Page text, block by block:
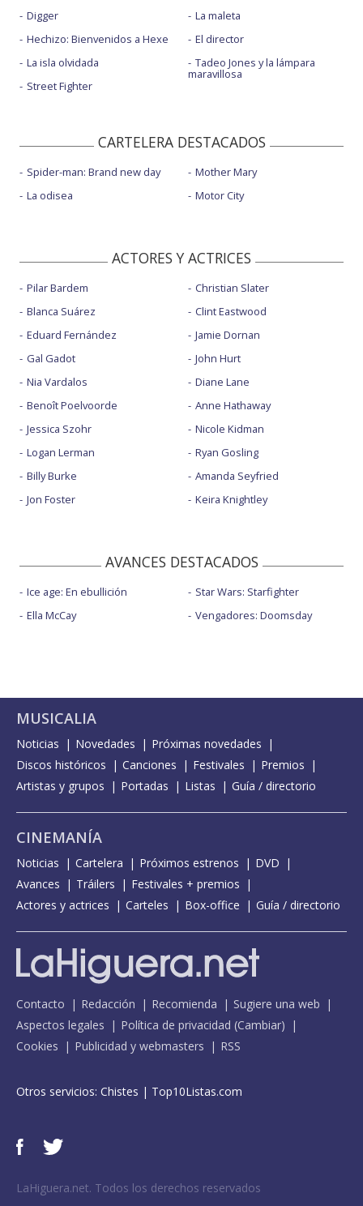
Digger
Hechizo: Bienvenidos a Hexe
La isla olvidada
Street Fighter
La maleta
El director
Tadeo Jones y la lámpara
maravillosa
CARTELERA DESTACADOS
Spider-man: Brand new day
La odisea
Mother Mary
Motor City
ACTORES Y ACTRICES
Pilar Bardem
Blanca Suárez
Eduard Fernández
Gal Gadot
Nia Vardalos
Benoît Poelvoorde
Jessica Szohr
Logan Lerman
Billy Burke
Jon Foster
Christian Slater
Clint Eastwood
Jamie Dornan
John Hurt
Diane Lane
Anne Hathaway
Nicole Kidman
Ryan Gosling
Amanda Seyfried
Keira Knightley
AVANCES DESTACADOS
Ice age: En ebullición
Ella McCay
Star Wars: Starfighter
Vengadores: Doomsday
MUSICALIA
Noticias Novedades
Próximas novedades
Discos históricos
Canciones Festivales
Premios
Artistas y grupos
Portadas Listas Guía / directorio
CINEMANÍA
Noticias Cartelera Próximos estrenos
DVD
Avances
Tráilers
Festivales + premios
Actores y actrices
Carteles Box-office Guía / directorio
Contacto Redacción Recomienda
Sugiere una web
Aspectos legales
Política de privacidad (Cambiar)
Cookies
Publicidad y webmasters RSS
Otros servicios: Chistes | Top10Listas.com
LaHiguera.net. Todos los derechos reservados